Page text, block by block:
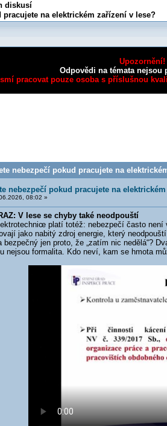
diskusí
pracujete na elektrickém zařízení v lese?
Upozornění!
Odpovědi na témata nejsou
pracovat pouze osoba s příslušnou
nebezpečí pokud pracujete na
nebezpečí pokud pracujete na
08:02 »
V lese se chyby také neodpouští
e platí totéž: nebezpečí často není
jako nabitý zdroj energie, který
bezpečný jen proto, že „zatím nic nedělá“?
nejsou formalita. Kdo neví, kam se hmota